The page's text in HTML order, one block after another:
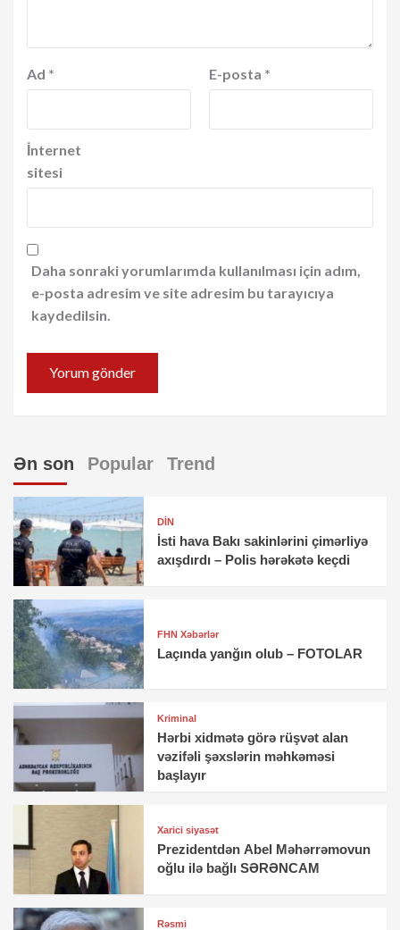
Ad * E-posta *
İnternet
sitesi
Daha sonraki yorumlarımda kullanılması için adım,
e-posta adresim ve site adresim bu tarayıcıya
kaydedilsin.
Ən son Popular Trend
DİN
İsti hava Bakı sakinlərini çimərliyə
axışdırdı – Polis hərəkətə keçdi
FHN Xəbərlər
Laçında yanğın olub – FOTOLAR
Kriminal
Hərbi xidmətə görə rüşvət alan
vəzifəli şəxslərin məhkəməsi
başlayır
Xarici siyasət
Prezidentdən Abel Məhərrəmovun
oğlu ilə bağlı SƏRƏNCAM
Rəsmi